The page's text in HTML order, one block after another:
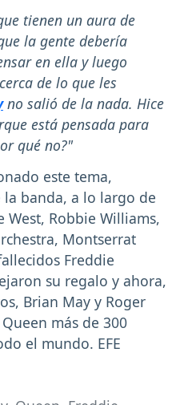
tienen un aura de
la gente debería
en ella y luego
de lo que les
no salió de la nada. Hice
está pensada para
qué no?"
este tema,
banda, a lo largo de
West, Robbie Williams,
Montserrat
Freddie
su regalo y ahora,
Brian May y Roger
más de 300
el mundo. EFE